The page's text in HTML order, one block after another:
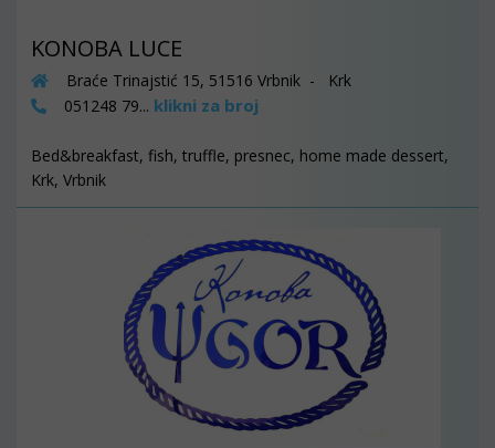
KONOBA LUCE
Braće Trinajstić 15, 51516 Vrbnik - Krk
051248 79... klikni za broj
Bed&breakfast, fish, truffle, presnec, home made dessert,
Krk, Vrbnik